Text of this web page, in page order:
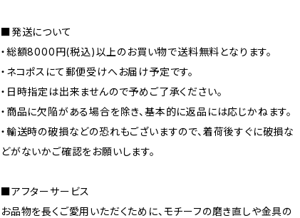
■発送について
・総額8000円(税込)以上のお買い物で送料無料となります。
・ネコポスにて郵便受けへお届け予定です。
・日時指定は出来ませんので予めご了承ください。
・商品に欠陥がある場合を除き、基本的に返品には応じかねます。
・輸送時の破損などの恐れもございますので、着荷後すぐに破損な
どがないかご確認をお願いします。
■アフターサービス
お品物を長くご愛用いただくために、モチーフの磨き直しや金具の